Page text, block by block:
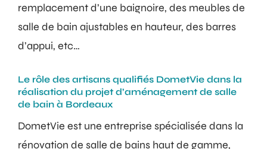
remplacement d’une baignoire, des meubles de
salle de bain ajustables en hauteur, des barres
d’appui, etc…
Le rôle des artisans qualifiés DometVie dans la
réalisation du projet d’aménagement de salle
de bain à Bordeaux
DometVie est une entreprise spécialisée dans la
rénovation de salle de bains haut de gamme,